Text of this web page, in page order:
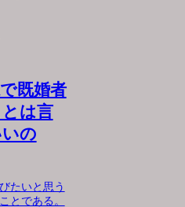
既婚者
は言
の
たいと思う
とである。